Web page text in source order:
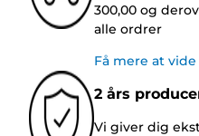
300,00 og
alle ordrer
Få mere at
2 års
Vi giver dig